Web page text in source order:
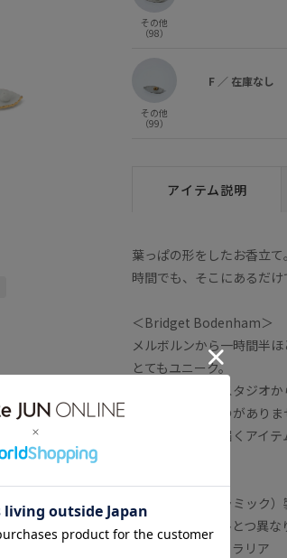
○
その他
（98）
その他
（99）
F ／ 在庫なし
アイテム説明
葉っぱの形をしたお香立
時間でも、そこにあるだけ
＜Bridget Bodenham＞
メルボルンから一時間半
とてもユニーク。
自然に囲まれたスタジオ
つとして同じものがありま
ブリジットから届くアイ
素材：陶器（セラミック）
サイズ：ひとつひとつ異な
原産国：オーストラリア